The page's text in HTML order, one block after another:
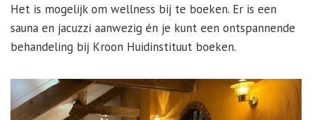
Het is mogelijk om wellness bij te boeken. Er is een
sauna en jacuzzi aanwezig én je kunt een ontspannende
behandeling bij Kroon Huidinstituut boeken.